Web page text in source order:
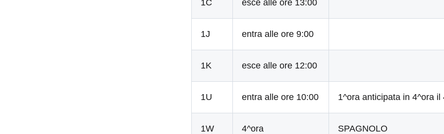
1C esce alle ore 13:00
1J entra alle ore 9:00
1K esce alle ore 12:00
1U entra alle ore 10:00 1^ora anticipata in 4^ora il
1W 4^ora SPAGNOLO